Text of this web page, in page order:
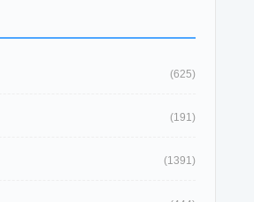
(625)
(191)
(1391)